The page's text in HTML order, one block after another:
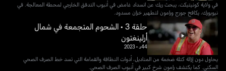
في ولاية كونيتيكت، يبحث ريك عن انسداد غامض في أنبوب التدفق الخارجي لمحطة المعالجة. في
نيويورك، يكافح جورج ورامون لتطهير خزان مسدود.
حلقة 3 • الشحوم المتجمعة في شمال
أرلينغتون
44د •
2023
يحاول دون إزالة كتلة ضخمة من المناديل، أدوات النظافة والقمامة التي تسد خط الصرف الصحي
السكني. كما يكتشف رامون شرخ كبير في أنبوب الصرف الصحي.